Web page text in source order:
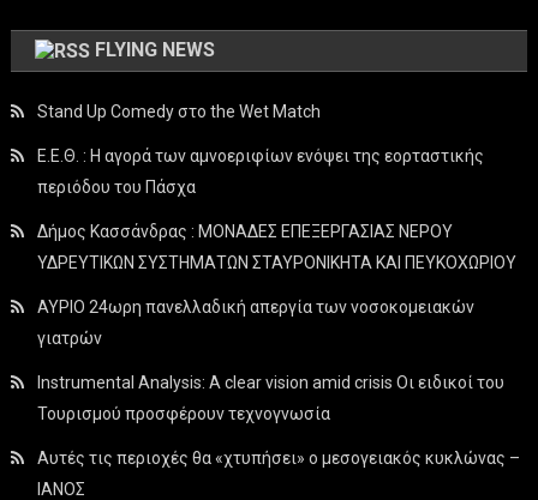
FLYING NEWS
Stand Up Comedy στο the Wet Match
Ε.Ε.Θ. : Η αγορά των αμνοεριφίων ενόψει της εορταστικής
περιόδου του Πάσχα
Δήμος Κασσάνδρας : ΜΟΝΑΔΕΣ ΕΠΕΞΕΡΓΑΣΙΑΣ ΝΕΡΟΥ
ΥΔΡΕΥΤΙΚΩΝ ΣΥΣΤΗΜΑΤΩΝ ΣΤΑΥΡΟΝΙΚΗΤΑ ΚΑΙ ΠΕΥΚΟΧΩΡΙΟΥ
ΑΥΡΙΟ 24ωρη πανελλαδική απεργία των νοσοκομειακών
γιατρών
Instrumental Analysis: A clear vision amid crisis Οι ειδικοί του
Τουρισμού προσφέρουν τεχνογνωσία
Αυτές τις περιοχές θα «χτυπήσει» ο μεσογειακός κυκλώνας –
ΙΑΝΟΣ